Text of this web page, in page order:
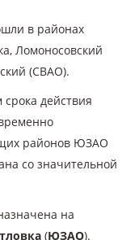
в районах
Ломоносовский
(СВАО).
срока действия
районов ЮЗАО
со значительной
на
(ЮЗАО).